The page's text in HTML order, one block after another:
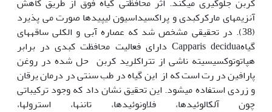
آنزیم­های مارکرکبدی و پراکسیداسیون لیپیدها صورت می پذیرد
(38). در تحقیقی مشخص شد که عصاره آبی و الکلی ساقه­های
گیاهCapparis decidua دارای فعالیت محافظت کبدی در برابر
هپاتوتوکسیسیته ناشی از تتراکلرید کربن حل شده در روغن
پارافین در رت است که از این گیاه در طب سنتی در درمان یرقان
و زردی استفاده می­شود. این تحقیق نشان داد که وجود ترکیباتی
چون آلکالوئیدها، فلاونوئیدها، تانن­ها، استرول­ها،